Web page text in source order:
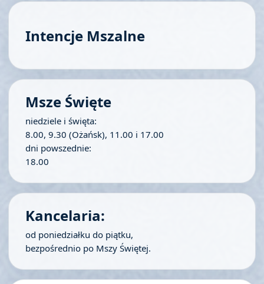
Intencje Mszalne
Msze Święte
niedziele i święta:
8.00, 9.30 (Ożańsk), 11.00 i 17.00
dni powszednie:
18.00
Kancelaria:
od poniedziałku do piątku,
bezpośrednio po Mszy Świętej.